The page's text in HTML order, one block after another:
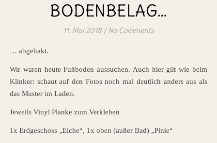
BODENBELAG…
11. Mai 2018 / No Comments
… abgehakt.
Wir waren heute Fußboden aussuchen. Auch hier gilt wie beim
Klinker: schaut auf den Fotos noch mal deutlich anders aus als
das Muster im Laden.
Jeweils Vinyl Planke zum Verkleben
1x Erdgeschoss „Eiche“, 1x oben (außer Bad) „Pinie“